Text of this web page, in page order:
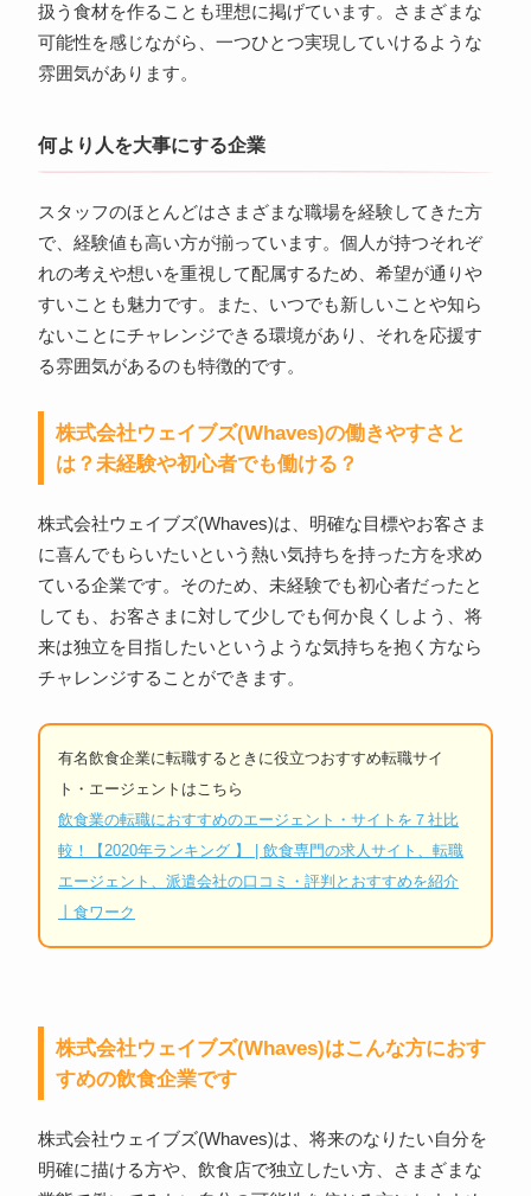
扱う食材を作ることも理想に掲げています。さまざまな
可能性を感じながら、一つひとつ実現していけるような
雰囲気があります。
何より人を大事にする企業
スタッフのほとんどはさまざまな職場を経験してきた方
で、経験値も高い方が揃っています。個人が持つそれぞ
れの考えや想いを重視して配属するため、希望が通りや
すいことも魅力です。また、いつでも新しいことや知ら
ないことにチャレンジできる環境があり、それを応援す
る雰囲気があるのも特徴的です。
株式会社ウェイブズ(Whaves)の働きやすさと
は？未経験や初心者でも働ける？
株式会社ウェイブズ(Whaves)は、明確な目標やお客さま
に喜んでもらいたいという熱い気持ちを持った方を求め
ている企業です。そのため、未経験でも初心者だったと
しても、お客さまに対して少しでも何か良くしよう、将
来は独立を目指したいというような気持ちを抱く方なら
チャレンジすることができます。
有名飲食企業に転職するときに役立つおすすめ転職サイ
ト・エージェントはこちら
飲食業の転職におすすめのエージェント・サイトを７社比
較！【2020年ランキング 】 | 飲食専門の求人サイト、転職
エージェント、派遣会社の口コミ・評判とおすすめを紹介
丨食ワーク
株式会社ウェイブズ(Whaves)はこんな方におす
すめの飲食企業です
株式会社ウェイブズ(Whaves)は、将来のなりたい自分を
明確に描ける方や、飲食店で独立したい方、さまざまな